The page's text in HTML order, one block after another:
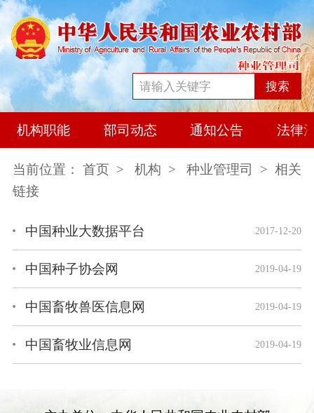
搜索
机构职能 部司动态 通知公告 法律
当前位置： 首页 > 机构 > 种业管理司
> 相关
链接
中国种业大数据平台 2017-12-20
中国种子协会网 2019-04-19
中国畜牧兽医信息网 2019-04-19
中国畜牧业信息网 2019-04-19